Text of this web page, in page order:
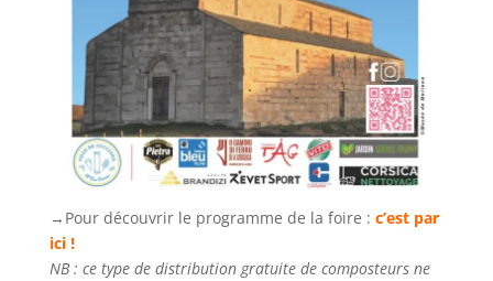
→Pour découvrir le programme de la foire : c’est par
ici !
NB : ce type de distribution gratuite de composteurs ne